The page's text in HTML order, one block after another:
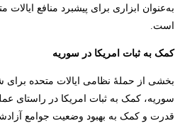
به‌عنوان ابزاری برای پیشبرد منافع ایالات
است.
کمک به ثبات امریکا در سوریه
بخشی از حملۀ نظامی ایالات متحده
سوریه، کمک به ثبات امریکا در راستای
قدرت و کمک به بهبود وضعیت جوامع